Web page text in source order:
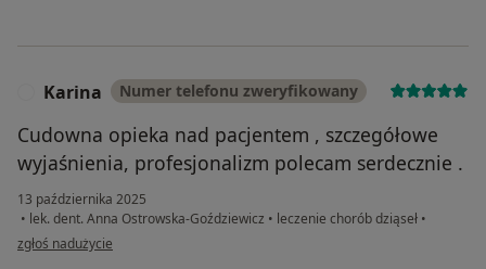
Karina Numer telefonu zweryfikowany
Cudowna opieka nad pacjentem , szczegółowe
wyjaśnienia, profesjonalizm polecam serdecznie .
13 października 2025
• lek. dent. Anna Ostrowska-Goździewicz • leczenie chorób dziąseł •
w opinii użytkownika Karina
zgłoś nadużycie